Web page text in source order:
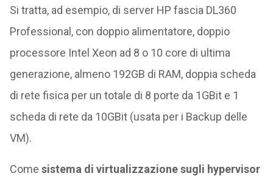
Si tratta, ad esempio, di server HP fascia DL360
Professional, con doppio alimentatore, doppio
processore Intel Xeon ad 8 o 10 core di ultima
generazione, almeno 192GB di RAM, doppia scheda
di rete fisica per un totale di 8 porte da 1GBit e 1
scheda di rete da 10GBit (usata per i Backup delle
VM).
Come sistema di virtualizzazione sugli hypervisor